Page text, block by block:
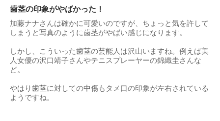
歯茎の印象がやばかった！
加藤ナナさんは確かに可愛いのですが、ちょっと気を許して
しまうと写真のように歯茎がやばい感じになります。
しかし、こういった歯茎の芸能人は沢山いますね。例えば美
人女優の沢口靖子さんやテニスプレーヤーの錦織圭さんな
ど。
やはり歯茎に対しての中傷もタメ口の印象が左右されている
ようですね。